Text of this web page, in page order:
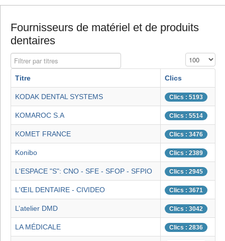
Fournisseurs de matériel et de produits
dentaires
Filtrer par titres Affichage #
Titre Clics
KODAK DENTAL SYSTEMS Clics : 5193
KOMAROC S.A Clics : 5514
KOMET FRANCE Clics : 3476
Konibo Clics : 2389
L'ESPACE "S": CNO - SFE - SFOP - SFPIO Clics : 2945
L'ŒIL DENTAIRE - CIVIDEO Clics : 3671
L’atelier DMD Clics : 3042
LA MÉDICALE Clics : 2836